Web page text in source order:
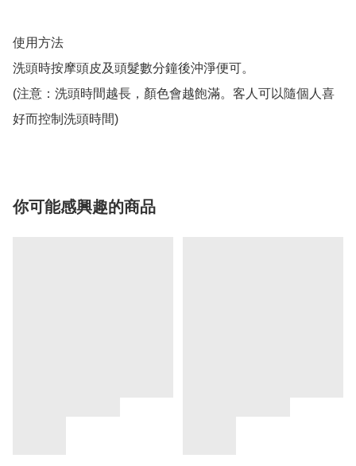
使用方法
洗頭時按摩頭皮及頭髮數分鐘後沖淨便可。
(注意：洗頭時間越長，顏色會越飽滿。客人可以隨個人喜
好而控制洗頭時間)
你可能感興趣的商品